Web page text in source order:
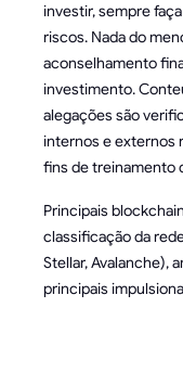
investir, sempre
riscos. Nada do
aconselhamento
investimento.
alegações são
internos e externos
fins de treinamento
Principais
classificação da
Stellar, Avalanche),
principais